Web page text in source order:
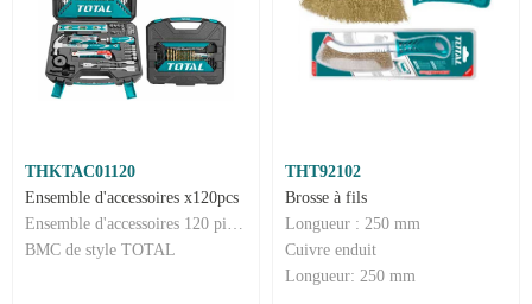
THKTAC01120
Ensemble d'accessoires x120pcs
Ensemble d'accessoires 120 pièces
BMC de style TOTAL
THT92102
Brosse à fils
Longueur : 250 mm
Cuivre enduit
Longueur: 250 mm